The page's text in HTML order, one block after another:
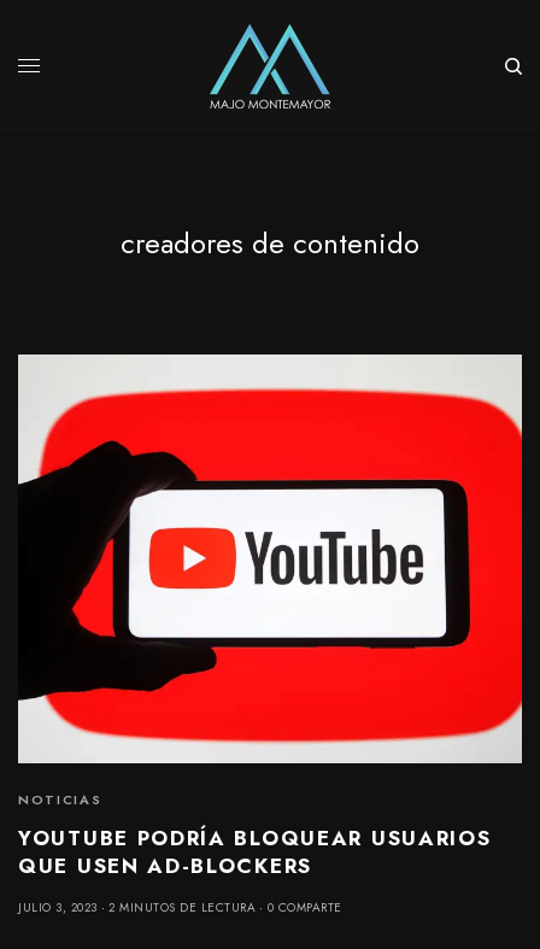
creadores de contenido
NOTICIAS
YOUTUBE PODRÍA BLOQUEAR USUARIOS
QUE USEN AD-BLOCKERS
JULIO 3, 2023 2 MINUTOS DE LECTURA 0 COMPARTE